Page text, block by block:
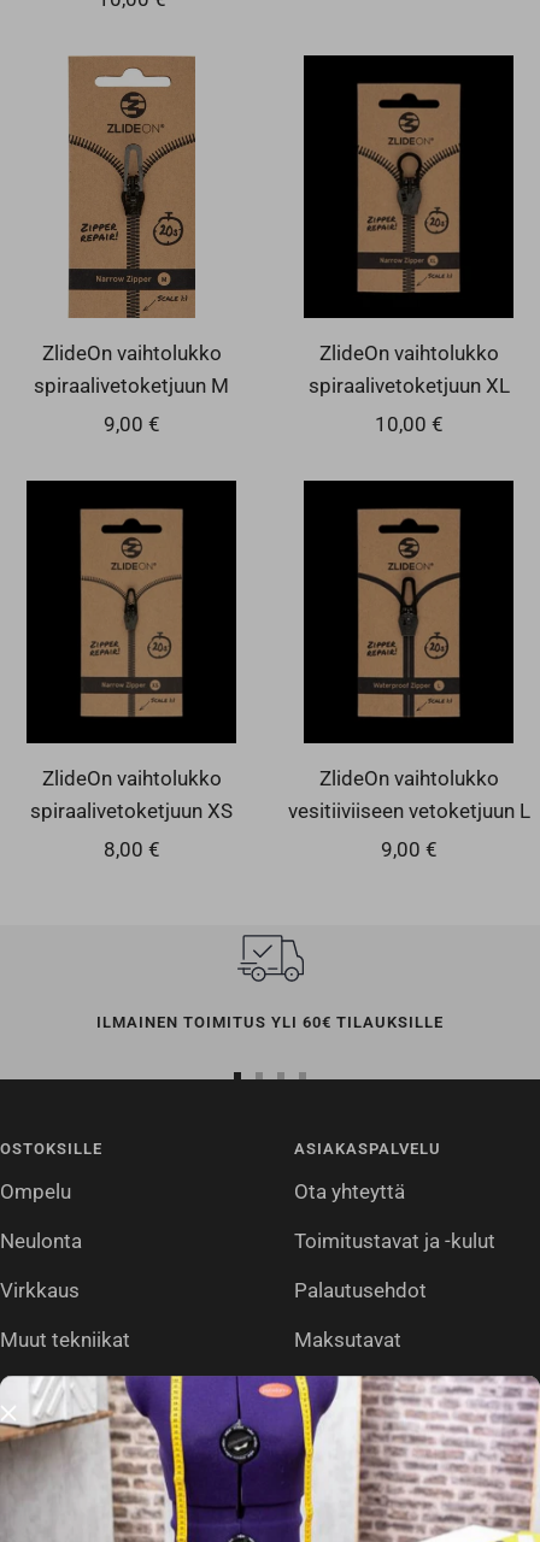
ZlideOn vaihtolukko
spiraalivetoketjuun M
Alennushinta
9,00 €
ZlideOn vaihtolukko
spiraalivetoketjuun XL
Alennushinta
10,00 €
ZlideOn vaihtolukko
spiraalivetoketjuun XS
Alennushinta
8,00 €
ZlideOn vaihtolukko
vesitiiviiseen vetoketjuun L
Alennushinta
9,00 €
Ompelu
Neulonta
Ota yhteyttä
Toimitustavat ja -kulut
Palautusehdot
Tietosuojaseloste
Usein kysytyt
Evästeasetukset